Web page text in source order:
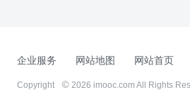
企业服务 网站地图 网站首页
Copyright 2026 imooc.com All Rights